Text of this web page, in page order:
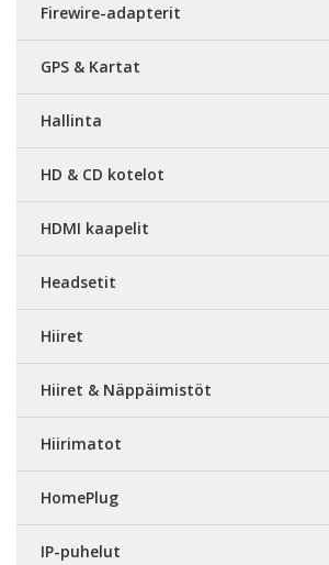
Firewire-adapterit
GPS & Kartat
Hallinta
HD & CD kotelot
HDMI kaapelit
Headsetit
Hiiret
Hiiret & Näppäimistöt
Hiirimatot
HomePlug
IP-puhelut